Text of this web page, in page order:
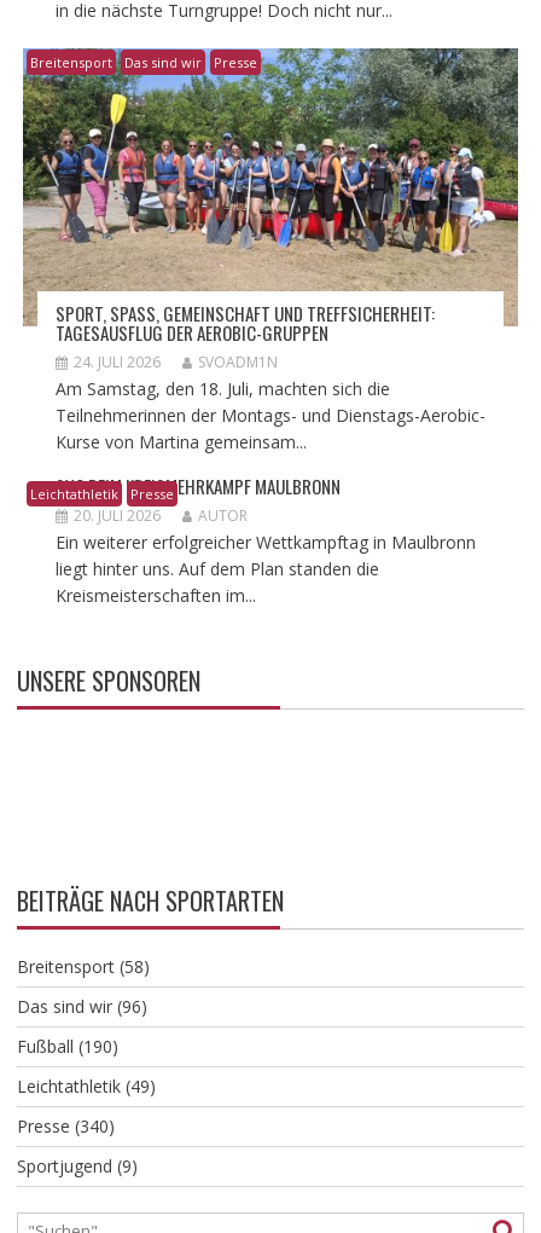
in die nächste Turngruppe! Doch nicht nur...
Breitensport Das sind wir Presse
​SPORT, SPASS, GEMEINSCHAFT UND TREFFSICHERHEIT: T
AGESAUSFLUG DER AEROBIC-GRUPPEN
24. JULI 2026 SVOADM1N
Am Samstag, den 18. Juli, machten sich die
Teilnehmerinnen der Montags- und Dienstags-Aerobic-
Kurse von Martina gemeinsam...
Leichtathletik Presse
SVO BEIM KREISMEHRKAMPF MAULBRONN
20. JULI 2026 AUTOR
Ein weiterer erfolgreicher Wettkampftag in Maulbronn
liegt hinter uns. Auf dem Plan standen die
Kreismeisterschaften im...
UNSERE SPONSOREN
BEITRÄGE NACH SPORTARTEN
Breitensport(58)
Das sind wir(96)
Fußball (190)
Leichtathletik(49)
Presse (340)
Sportjugend (9)